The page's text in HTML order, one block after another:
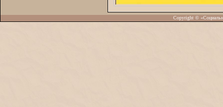
Copyright ©